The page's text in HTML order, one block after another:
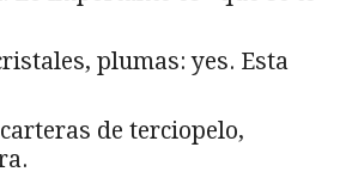
plumas: yes. Esta
de terciopelo,